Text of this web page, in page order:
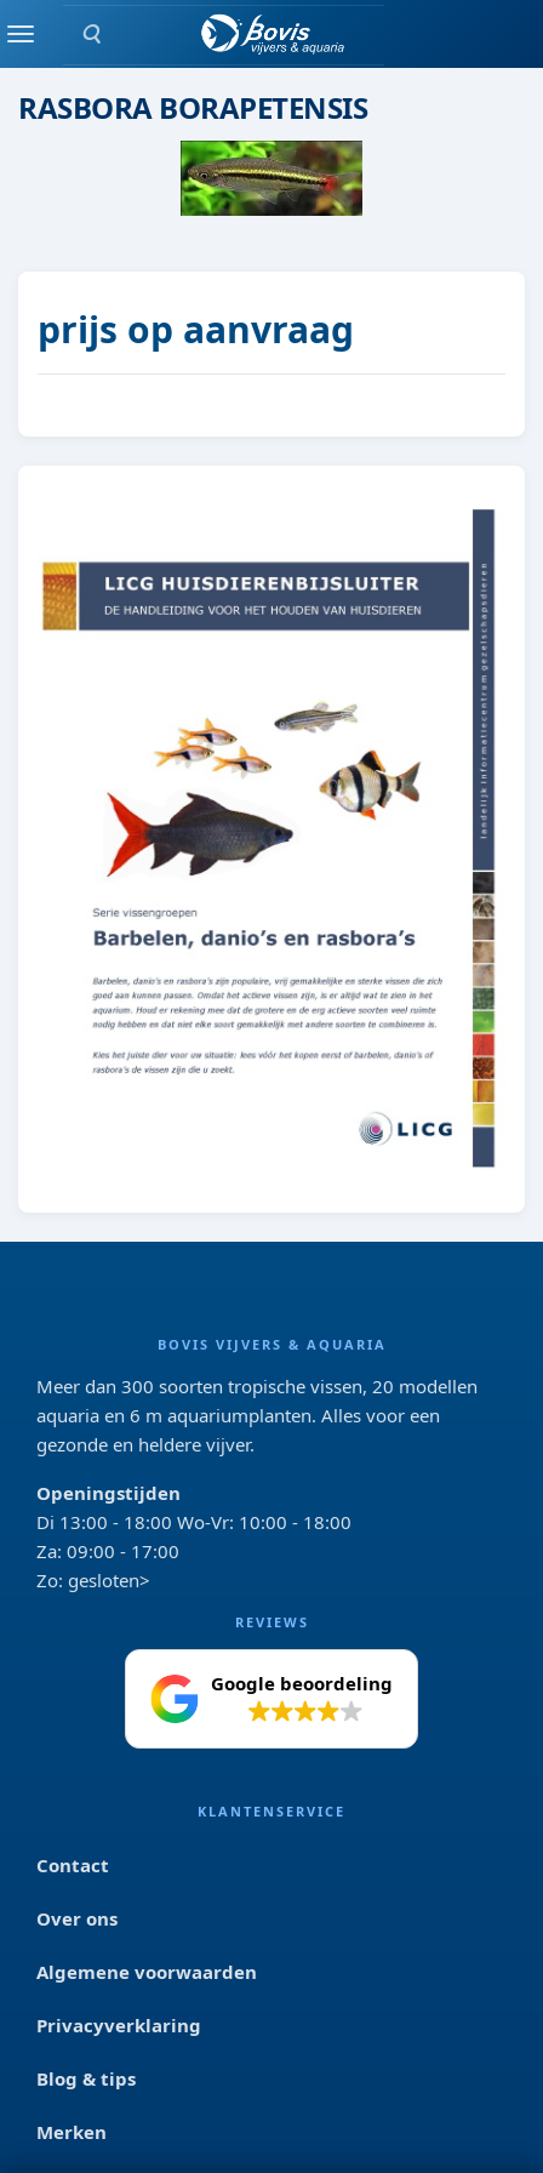
Zoeken
MenuScholenvis
RASBORA BORAPETENSIS
prijs op aanvraag
BOVIS VIJVERS & AQUARIA
Meer dan 300 soorten tropische vissen, 20 modellen
aquaria en 6 m aquariumplanten. Alles voor een
gezonde en heldere vijver.
Openingstijden
Di 13:00 - 18:00 Wo-Vr: 10:00 - 18:00
Za: 09:00 - 17:00
Zo: gesloten>
REVIEWS
Google beoordeling
KLANTENSERVICE
Contact
Over ons
Algemene voorwaarden
Privacyverklaring
Blog & tips
Merken